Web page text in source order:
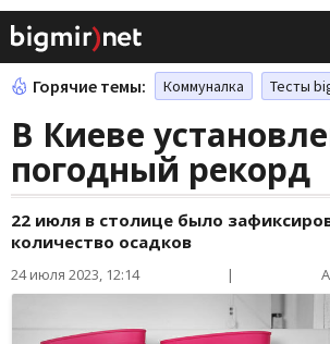
Горячие темы: Коммуналка Тесты
В Киеве
погодный рекорд
22 июля в столице было
количество осадков
24 июля 2023, 12:14 |